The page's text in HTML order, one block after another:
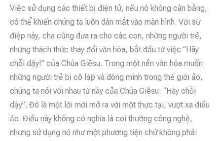
Việc sử dụng các thiết bị điện tử, nếu nó không cân bằng,
có thể khiến chúng ta luôn dán mắt vào màn hình. Với sứ
điệp này, cha cũng đưa ra cho các con, những người trẻ,
những thách thức thay đổi văn hóa, bắt đầu từ việc “Hãy
chỗi dậy!” của Chúa Giêsu. Trong một nền văn hóa muốn
những người trẻ bị cô lập và đóng mình trong thế giới ảo,
chúng ta nói với nhau từ này của Chúa Giêsu: “Hãy chỗi
dậy”. Đó là một lời mời mở ra với một thực tại, vượt xa điều
ảo. Điều này không có nghĩa là coi thường công nghệ,
nhưng sử dụng nó như một phương tiện chứ không phải